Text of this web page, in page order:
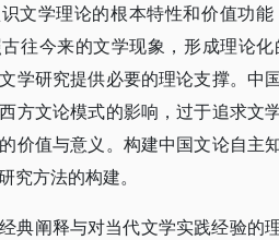
文学理论的根本特性和价值功
往今来的文学现象，形成理论
学研究提供必要的理论支撑。中
方文论模式的影响，过于追求文
价值与意义。构建中国文论自主
究方法的构建。
典阐释与对当代文学实践经验的